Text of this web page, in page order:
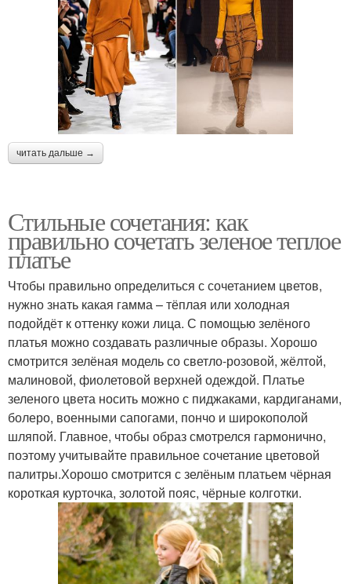
читать дальше →
Стильные сочетания: как
правильно сочетать зеленое теплое
платье
Чтобы правильно определиться с сочетанием цветов,
нужно знать какая гамма – тёплая или холодная
подойдёт к оттенку кожи лица. С помощью зелёного
платья можно создавать различные образы. Хорошо
смотрится зелёная модель со светло-розовой, жёлтой,
малиновой, фиолетовой верхней одеждой. Платье
зеленого цвета носить можно с пиджаками, кардиганами,
болеро, военными сапогами, пончо и широкополой
шляпой. Главное, чтобы образ смотрелся гармонично,
поэтому учитывайте правильное сочетание цветовой
палитры.Хорошо смотрится с зелёным платьем чёрная
короткая курточка, золотой пояс, чёрные колготки.